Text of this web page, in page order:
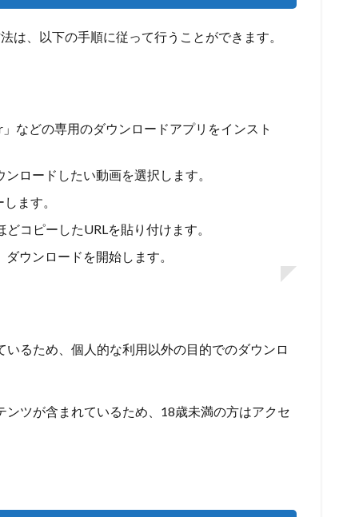
は、以下の手順に従って行うことができます。
などの専用のダウンロードアプリをインスト
ロードしたい動画を選択します。
ます。
コピーしたURLを貼り付けます。
ウンロードを開始します。
るため、個人的な利用以外の目的でのダウンロ
ツが含まれているため、18歳未満の方はアクセ